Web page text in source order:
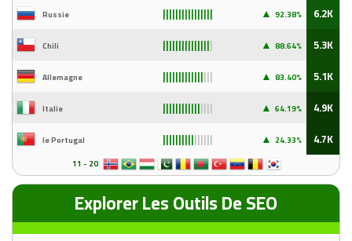
Russie ▲ 92.38% 6.2K
Chili ▲ 88.64% 5.3K
Allemagne ▲ 83.40% 5.1K
Italie ▲ 64.19% 4.9K
le Portugal ▲ 24.33% 4.7K
11 - 20
Explorer Les Outils De SEO